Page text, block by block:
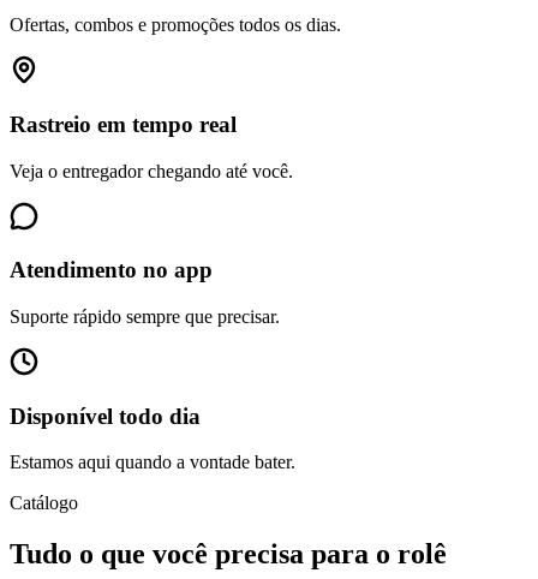
Ofertas, combos e promoções todos os dias.
Rastreio em tempo real
Veja o entregador chegando até você.
Atendimento no app
Suporte rápido sempre que precisar.
Disponível todo dia
Estamos aqui quando a vontade bater.
Catálogo
Tudo o que você precisa para o rolê